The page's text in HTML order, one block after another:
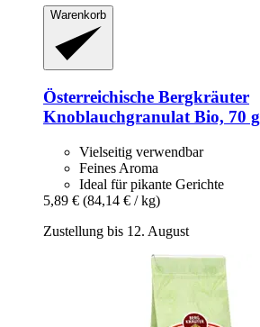
Warenkorb
Österreichische Bergkräuter
Knoblauchgranulat Bio, 70 g
Vielseitig verwendbar
Feines Aroma
Ideal für pikante Gerichte
5,89 € (84,14 € / kg)
Zustellung bis 12. August